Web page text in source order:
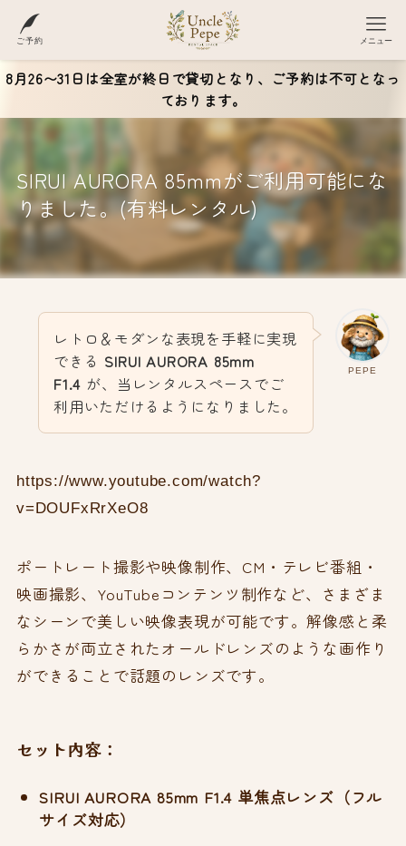
ご予約 メニュー
8月26〜31日は全室が終日で貸切となり、ご予約は不可となっ
ております。
SIRUI AURORA 85mmがご利用可能にな
りました。(有料レンタル)
PEPE
レトロ＆モダンな表現を手軽に実現
できる SIRUI AURORA 85mm
F1.4 が、当レンタルスペースでご
利用いただけるようになりました。
https://www.youtube.com/watch?
v=DOUFxRrXeO8
ポートレート撮影や映像制作、CM・テレビ番組・
映画撮影、YouTubeコンテンツ制作など、さまざま
なシーンで美しい映像表現が可能です。解像感と柔
らかさが両立されたオールドレンズのような画作り
ができることで話題のレンズです。
セット内容：
SIRUI AURORA 85mm F1.4 単焦点レンズ（フル
サイズ対応）